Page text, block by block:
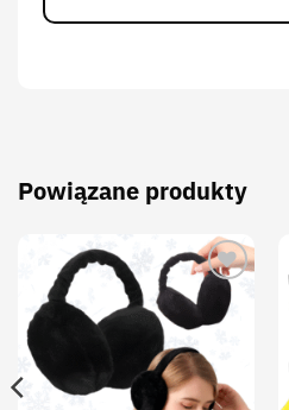
Powiązane produkty
Add to
wishlist